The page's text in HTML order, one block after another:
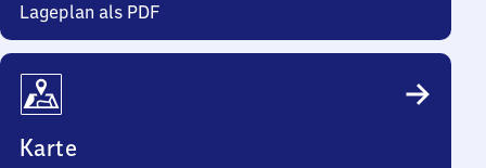
Lageplan als PDF
Karte